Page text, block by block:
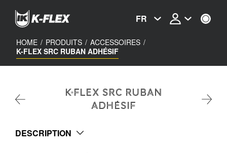
content
FR
HOME / PRODUITS / ACCESSOIRES /
K-FLEX SRC RUBAN ADHÉSIF
K-FLEX SRC RUBAN
ADHÉSIF
DESCRIPTION